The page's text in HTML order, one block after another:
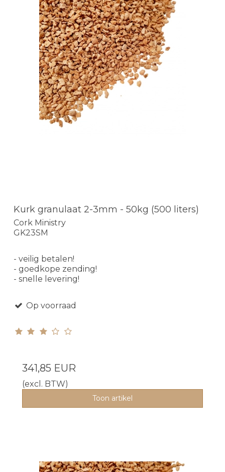
Kurk granulaat 2-3mm - 50kg (500 liters)
Cork Ministry
GK23SM
- veilig betalen!
- goedkope zending!
- snelle levering!
Op voorraad
341,85 EUR
(excl. BTW)
Toon artikel